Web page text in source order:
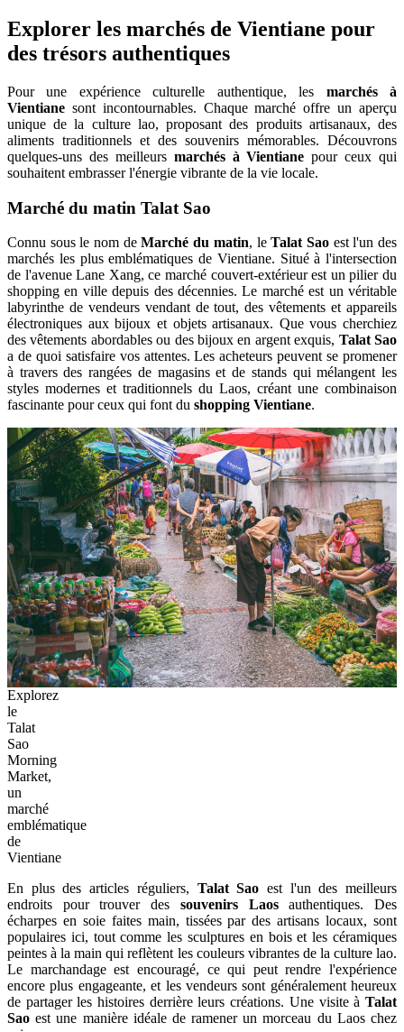
Explorer les marchés de Vientiane pour
des trésors authentiques
Pour une expérience culturelle authentique, les marchés à
Vientiane sont incontournables. Chaque marché offre un aperçu
unique de la culture lao, proposant des produits artisanaux, des
aliments traditionnels et des souvenirs mémorables. Découvrons
quelques-uns des meilleurs marchés à Vientiane pour ceux qui
souhaitent embrasser l'énergie vibrante de la vie locale.
Marché du matin Talat Sao
Connu sous le nom deMarché du matin, leTalat Saoest l'un des
marchés les plus emblématiques de Vientiane. Situé à l'intersection
de l'avenue Lane Xang, ce marché couvert-extérieur est un pilier du
shopping en ville depuis des décennies. Le marché est un véritable
labyrinthe de vendeurs vendant de tout, des vêtements et appareils
électroniques aux bijoux et objets artisanaux. Que vous cherchiez
des vêtements abordables ou des bijoux en argent exquis, Talat Sao
a de quoi satisfaire vos attentes. Les acheteurs peuvent se promener
à travers des rangées de magasins et de stands qui mélangent les
styles modernes et traditionnels du Laos, créant une combinaison
fascinante pour ceux qui font du shopping Vientiane.
Explorez
le
Talat
Sao
Morning
Market,
un
marché
emblématique
de
Vientiane
En plus des articles réguliers, Talat Sao est l'un des meilleurs
endroits pour trouver des souvenirs Laosauthentiques. Des
écharpes en soie faites main, tissées par des artisans locaux, sont
populaires ici, tout comme les sculptures en bois et les céramiques
peintes à la main qui reflètent les couleurs vibrantes de la culture lao.
Le marchandage est encouragé, ce qui peut rendre l'expérience
encore plus engageante, et les vendeurs sont généralement heureux
de partager les histoires derrière leurs créations. Une visite à Talat
Sao est une manière idéale de ramener un morceau du Laos chez